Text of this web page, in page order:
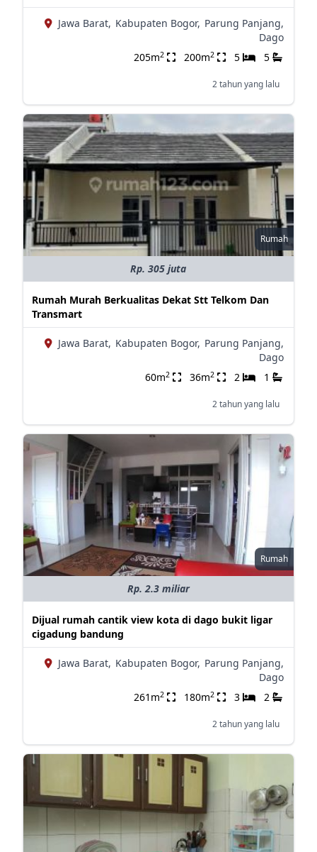
Jawa Barat, Kabupaten Bogor, Parung Panjang,
Dago
205m2 200m2 5 5
2 tahun yang lalu
Rumah
Rp. 305 juta
Rumah Murah Berkualitas Dekat Stt Telkom Dan
Transmart
Jawa Barat, Kabupaten Bogor, Parung Panjang,
Dago
60m2 36m2 2 1
2 tahun yang lalu
Rumah
Rp. 2.3 miliar
Dijual rumah cantik view kota di dago bukit ligar
cigadung bandung
Jawa Barat, Kabupaten Bogor, Parung Panjang,
Dago
261m2 180m2 3 2
2 tahun yang lalu